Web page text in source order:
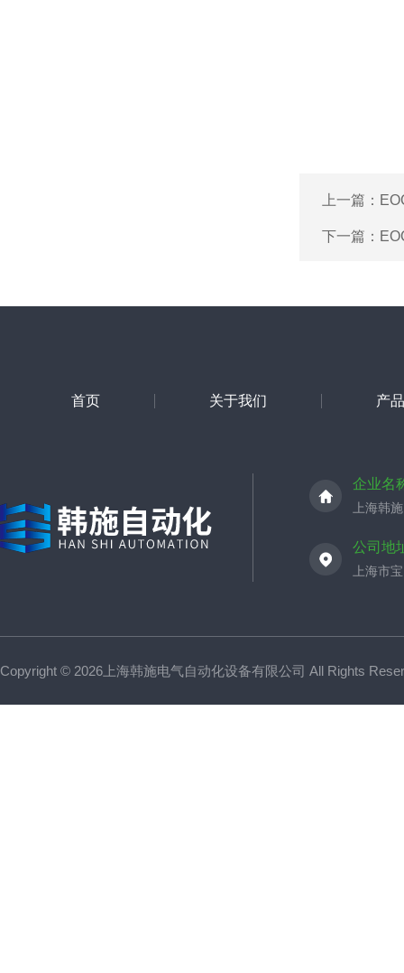
上一篇：
下一篇：
首页 关于我们 产
企业名
上海韩
公司地
上海市
Copyright © 2026上海韩施电气自动化设备有限公司 All Rights